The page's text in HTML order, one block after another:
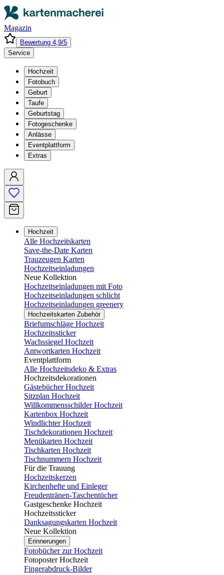
Magazin
Bewertung 4,9/5
Service
Hochzeit
Fotobuch
Geburt
Taufe
Geburtstag
Fotogeschenke
Anlässe
Eventplattform
Extras
Hochzeit
Alle Hochzeitskarten
Save-the-Date Karten
Trauzeugen Karten
Hochzeitseinladungen
Neue Kollektion
Hochzeitseinladungen mit Foto
Hochzeitseinladungen schlicht
Hochzeitseinladungen greenery
Hochzeitskarten Zubehör
Briefumschläge Hochzeit
Hochzeitssticker
Wachssiegel Hochzeit
Antwortkarten Hochzeit
Eventplattform
Alle Hochzeitsdeko & Extras
Hochzeitsdekorationen
Gästebücher Hochzeit
Sitzplan Hochzeit
Willkommensschilder Hochzeit
Kartenbox Hochzeit
Windlichter Hochzeit
Tischdekorationen Hochzeit
Menükarten Hochzeit
Tischkarten Hochzeit
Tischnummern Hochzeit
Für die Trauung
Hochzeitskerzen
Kirchenhefte und Einleger
Freudentränen-Taschentücher
Gastgeschenke Hochzeit
Hochzeitssticker
Danksagungskarten Hochzeit
Neue Kollektion
Erinnerungen
Fotobücher zur Hochzeit
Fotoposter Hochzeit
Fingerabdruck-Bilder